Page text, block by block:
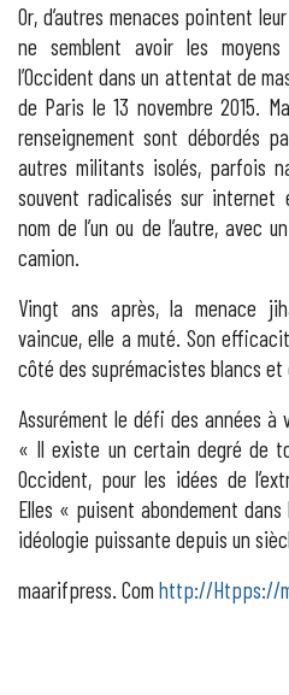
Or, d’autres menaces pointent
ne semblent avoir les
l’Occident dans un attentat de
de Paris le 13 novembre 2015.
renseignement sont débordés
autres militants isolés, parfois
souvent radicalisés sur internet
nom de l’un ou de l’autre, avec
camion.
Vingt ans après, la menace
vaincue, elle a muté. Son
côté des suprémacistes blancs et
Assurément le défi des années à
« Il existe un certain degré de
Occident, pour les idées de
Elles « puisent abondement
idéologie puissante depuis un
maarifpress. Com http://Htpps://